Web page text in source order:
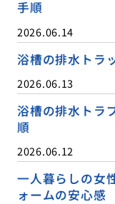
手順
2026.06.14
浴槽の排水トラ
2026.06.13
浴槽の排水トラ
順
2026.06.12
一人暮らしの女
ォームの安心感